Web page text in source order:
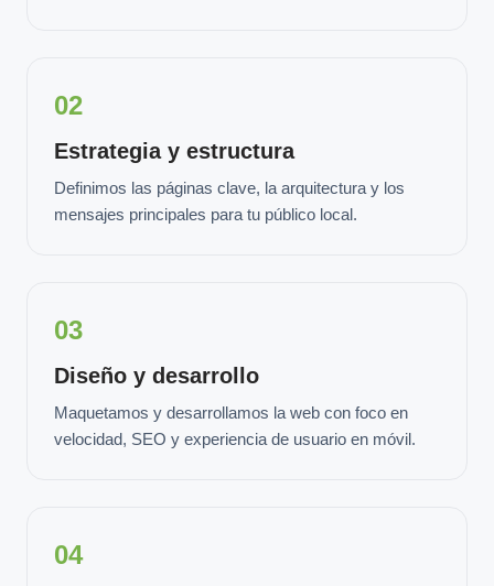
02
Estrategia y estructura
Definimos las páginas clave, la arquitectura y los
mensajes principales para tu público local.
03
Diseño y desarrollo
Maquetamos y desarrollamos la web con foco en
velocidad, SEO y experiencia de usuario en móvil.
04